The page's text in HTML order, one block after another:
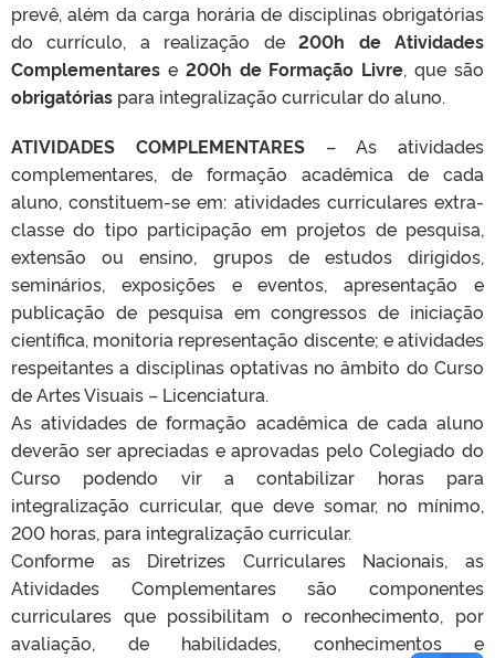
prevê, além da carga horária de disciplinas obrigatórias
do currículo, a realização de200h de Atividades
Complementares e 200h de Formação Livre, que são
obrigatórias para integralização curricular do aluno.
ATIVIDADES COMPLEMENTARES– As atividades
complementares, de formação acadêmica de cada
aluno, constituem-se em: atividades curriculares extra-
classe do tipo participação em projetos de pesquisa,
extensão ou ensino, grupos de estudos dirigidos,
seminários, exposições e eventos, apresentação e
publicação de pesquisa em congressos de iniciação
científica, monitoria representação discente; e atividades
respeitantes a disciplinas optativas no âmbito do Curso
de Artes Visuais – Licenciatura.
As atividades de formação acadêmica de cada aluno
deverão ser apreciadas e aprovadas pelo Colegiado do
Curso podendo vir a contabilizar horas para
integralização curricular, que deve somar, no mínimo,
200 horas, para integralização curricular.
Conforme as Diretrizes Curriculares Nacionais, as
Atividades Complementares são componentes
curriculares que possibilitam o reconhecimento, por
avaliação, de habilidades, conhecimentos e